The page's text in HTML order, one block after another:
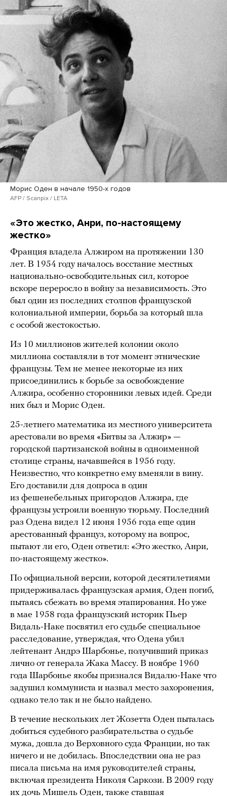
Морис Оден в начале 1950-х годов
AFP / Scanpix / LETA
«Это жестко, Анри, по-настоящему
жестко»
Франция владела Алжиром на протяжении 130
лет. В 1954 году началось восстание местных
национально-освободительных сил, которое
вскоре переросло в войну за независимость. Это
был один из последних столпов французской
колониальной империи, борьба за который шла
с особой жестокостью.
Из 10 миллионов жителей колонии около
миллиона составляли в тот момент этнические
французы. Тем не менее некоторые из них
присоединились к борьбе за освобождение
Алжира, особенно сторонники левых идей. Среди
них был и Морис Оден.
25-летнего математика из местного университета
арестовали во время «Битвы за Алжир» —
городской партизанской войны в одноименной
столице страны, начавшейся в 1956 году.
Неизвестно, что конкретно ему вменяли в вину.
Его доставили для допроса в один
из фешенебельных пригородов Алжира, где
французы устроили военную тюрьму. Последний
раз Одена видел 12 июня 1956 года еще один
арестованный француз, которому на вопрос,
пытают ли его, Оден ответил: «Это жестко, Анри,
по-настоящему жестко».
По официальной версии, которой десятилетиями
придерживалась французская армия, Оден погиб,
пытаясь сбежать во время этапирования. Но уже
в мае 1958 года французский историк Пьер
Видаль-Наке посвятил его судьбе специальное
расследование, утверждая, что Одена убил
лейтенант Андрэ Шарбонье, получивший приказ
лично от генерала Жака Массу. В ноябре 1960
года Шарбонье якобы признался Видалю-Наке что
задушил коммуниста и назвал место захоронения,
однако тело так и не было найдено.
В течение нескольких лет Жозетта Оден пыталась
добиться судебного разбирательства о судьбе
мужа, дошла до Верховного суда Франции, но так
ничего и не добилась. Впоследствии она не раз
писала письма на имя руководителей страны,
включая президента Николя Саркози. В 2009 году
их дочь Мишель Оден, также ставшая